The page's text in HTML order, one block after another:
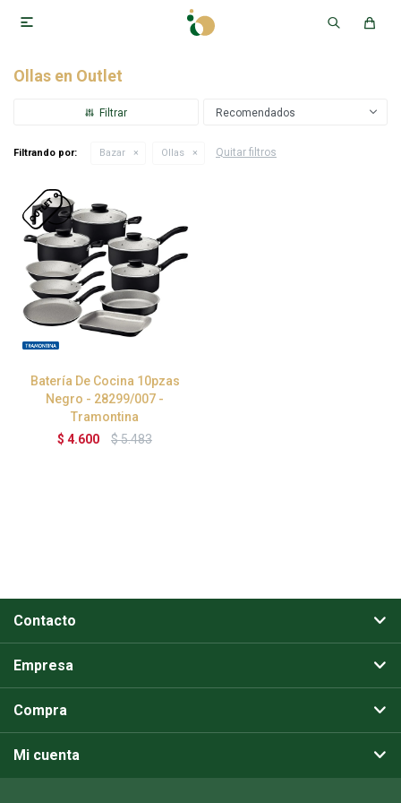

Ollas en Outlet
Recomendados
Filtrando por: Bazar Ollas Quitar filtros
Batería De Cocina 10pzas
Negro - 28299/007 -
Tramontina
$ 4.600 $5.483
Contacto
Empresa
Compra
Mi cuenta